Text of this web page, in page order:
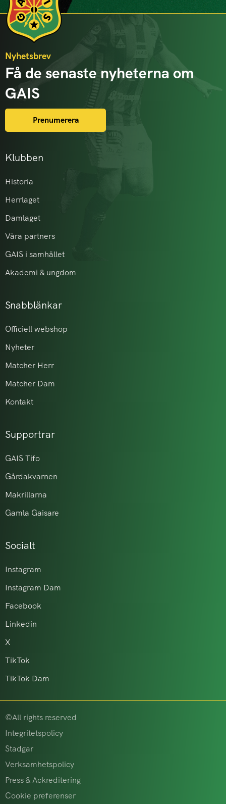
Klubben
Historia
Herrlaget
Damlaget
Våra partners
GAIS i samhället
Akademi & ungdom
Snabblänkar
Officiell webshop
Nyheter
Matcher Herr
Matcher Dam
Kontakt
Supportrar
GAIS Tifo
Gårdakvarnen
Makrillarna
Gamla Gaisare
Socialt
Instagram
Instagram Dam
Facebook
Linkedin
X
TikTok
TikTok Dam
Nyhetsbrev
Få de senaste nyheterna om
GAIS
Prenumerera
©All rights reserved
Integritetspolicy
Stadgar
Verksamhetspolicy
Press & Ackreditering
Cookie preferenser